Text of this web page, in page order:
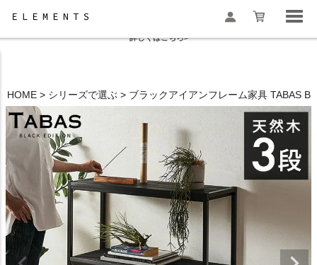
検索
夏季休業と一部地域配送遅延のお知らせ
詳しくはこちら>
HOME シリーズで選ぶ ブラックアイアンフレーム家具 TABAS